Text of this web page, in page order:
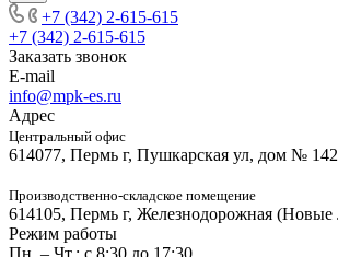
+7 (342) 2-615-615
+7 (342) 2-615-615
Заказать звонок
E-mail
info@mpk-es.ru
Адрес
Центральный офис
614077, Пермь г, Пушкарская ул, дом № 142
Производственно-складское помещение
614105, Пермь г, Железнодорожная
Режим работы
Пн. – Чт.: с 8:30 до 17:30